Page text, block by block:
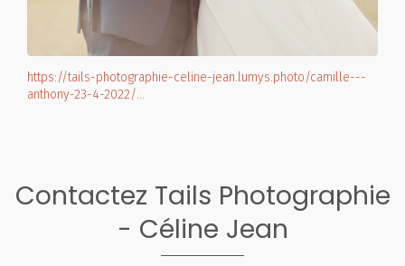
https://tails-photographie-celine-jean.lumys.photo/camille---
anthony-23-4-2022/…
Contactez Tails Photographie
- Céline Jean